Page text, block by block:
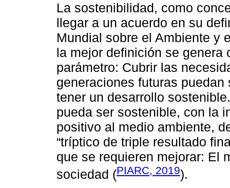
La sostenibilidad, como
llegar a un acuerdo en su
Mundial sobre el Ambiente y
la mejor definición se genera
parámetro: Cubrir las
generaciones futuras
tener un desarrollo
pueda ser sostenible, con la
positivo al medio ambiente,
“tríptico de triple resultado
que se requieren mejorar: El
sociedad (PIARC, 2019).